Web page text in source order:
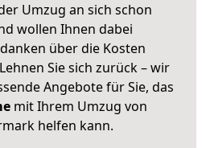
Umzug an sich schon
wollen Ihnen dabei
über die Kosten
Sie sich zurück – wir
Angebote für Sie, das
mit Ihrem Umzug von
helfen kann.